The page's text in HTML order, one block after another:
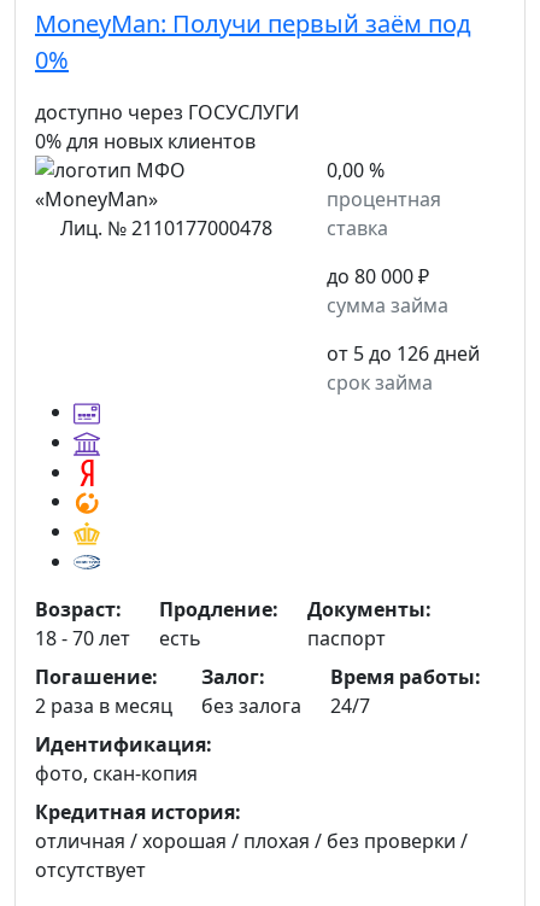
MoneyMan: Получи первый заём под
0%
доступно через ГОСУСЛУГИ
0% для новых клиентов
Лиц. № 2110177000478
0,00 %
процентная
ставка
до 80 000 ₽
сумма займа
от 5 до 126 дней
срок займа
Возраст:
18 - 70 лет
Продление:
есть
Документы:
паспорт
Погашение:
2 раза в месяц
Залог:
без залога
Время работы:
24/7
Идентификация:
фото, скан-копия
Кредитная история:
отличная / хорошая / плохая / без проверки /
отсутствует